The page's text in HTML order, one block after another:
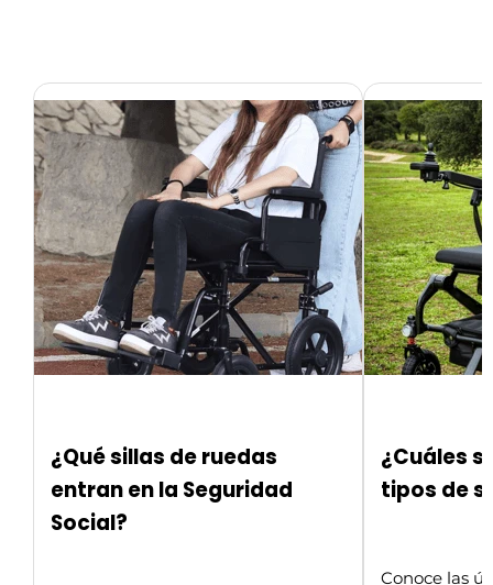
¿Qué sillas de ruedas
entran en la Seguridad
Social?
¿Cuáles
tipos de
Conoce las